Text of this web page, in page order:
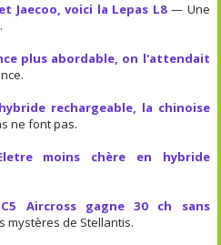
Jaecoo, voici la Lepas L8— Une
plus abordable, on l'attendait
rechargeable, la chinoise
ne font pas.
moins chère en hybride
Aircross gagne 30 ch sans
mystères de Stellantis.